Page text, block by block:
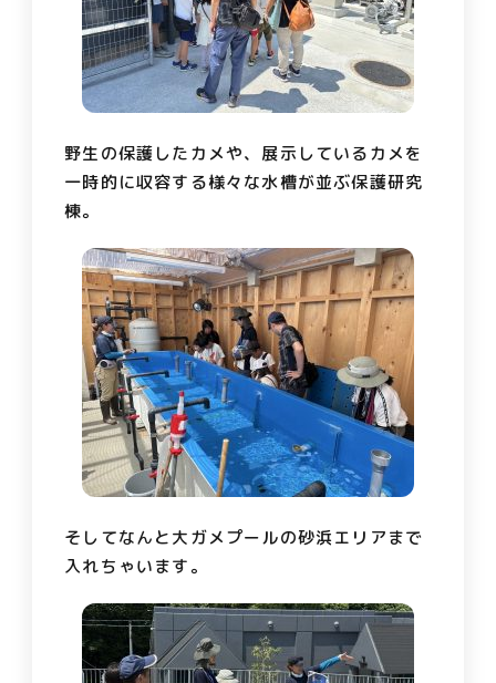
野生の保護したカメや、展示しているカメを
一時的に収容する様々な水槽が並ぶ保護研究
棟。
そしてなんと大ガメプールの砂浜エリアまで
入れちゃいます。